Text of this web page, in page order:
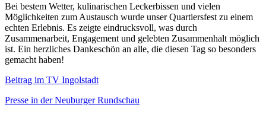
Bei bestem Wetter, kulinarischen Leckerbissen und vielen
Möglichkeiten zum Austausch wurde unser Quartiersfest zu einem
echten Erlebnis. Es zeigte eindrucksvoll, was durch
Zusammenarbeit, Engagement und gelebten Zusammenhalt möglich
ist. Ein herzliches Dankeschön an alle, die diesen Tag so besonders
gemacht haben!
Beitrag im TV Ingolstadt
Presse in der Neuburger Rundschau